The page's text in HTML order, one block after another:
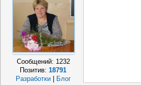
Сообщений: 1232
Позитив:18791
Разработки
Блог